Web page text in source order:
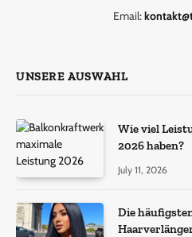
Email:
UNSERE AUSWAHL
Wie viel
2026 haben?
July 11, 2026
Die